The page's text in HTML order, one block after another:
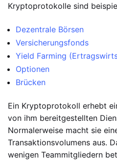
Kryptoprotokolle sind
Dezentrale Börsen
Versicherungsfonds
Yield Farming
Optionen
Brücken
Ein Kryptoprotokoll erhebt
von ihm bereitgestellten
Normalerweise macht sie
Transaktionsvolumens aus.
wenigen Teammitgliedern